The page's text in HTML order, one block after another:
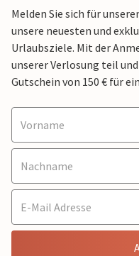
Melden Sie sich für
unsere neuesten und
Urlaubsziele. Mit der
unserer Verlosung teil
Gutschein von 150 € für